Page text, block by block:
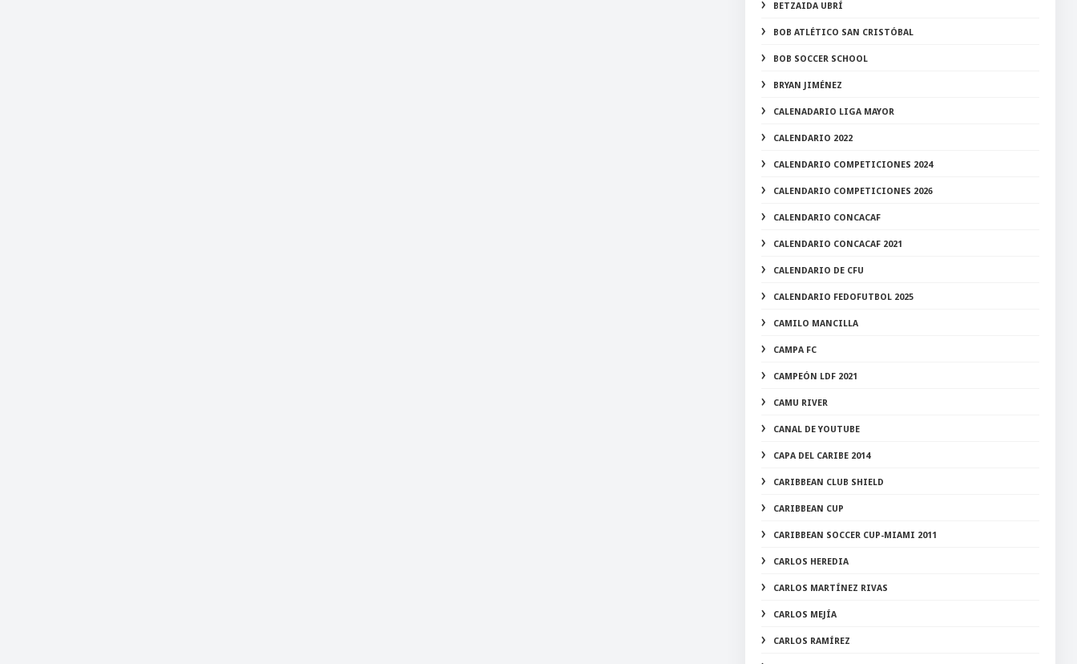
BETZAIDA UBRÍ
BOB ATLÉTICO SAN CRISTÓBAL
BOB SOCCER SCHOOL
BRYAN JIMÉNEZ
CALENADARIO LIGA MAYOR
CALENDARIO 2022
CALENDARIO COMPETICIONES 2024
CALENDARIO COMPETICIONES 2026
CALENDARIO CONCACAF
CALENDARIO CONCACAF 2021
CALENDARIO DE CFU
CALENDARIO FEDOFUTBOL 2025
CAMILO MANCILLA
CAMPA FC
CAMPEÓN LDF 2021
CAMU RIVER
CANAL DE YOUTUBE
CAPA DEL CARIBE 2014
CARIBBEAN CLUB SHIELD
CARIBBEAN CUP
CARIBBEAN SOCCER CUP-MIAMI 2011
CARLOS HEREDIA
CARLOS MARTÍNEZ RIVAS
CARLOS MEJÍA
CARLOS RAMÍREZ